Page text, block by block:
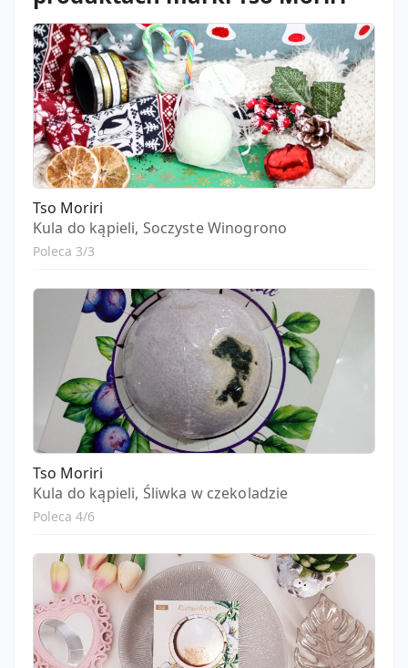
Tso Moriri
Kula do kąpieli, Soczyste Winogrono
Poleca 3/3
Tso Moriri
Kula do kąpieli, Śliwka w czekoladzie
Poleca 4/6